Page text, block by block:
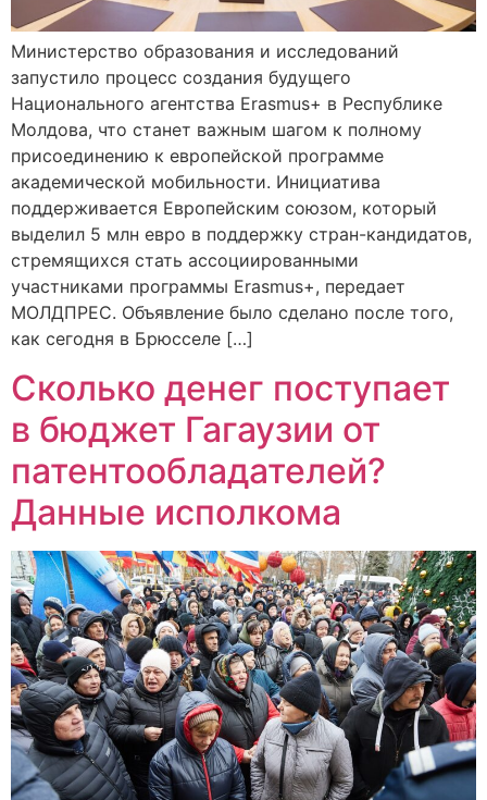
Министерство образования и исследований
запустило процесс создания будущего
Национального агентства Erasmus+ в Республике
Молдова, что станет важным шагом к полному
присоединению к европейской программе
академической мобильности. Инициатива
поддерживается Европейским союзом, который
выделил 5 млн евро в поддержку стран-кандидатов,
стремящихся стать ассоциированными
участниками программы Erasmus+, передает
МОЛДПРЕС. Объявление было сделано после того,
как сегодня в Брюсселе […]
Сколько денег поступает
в бюджет Гагаузии от
патентообладателей?
Данные исполкома